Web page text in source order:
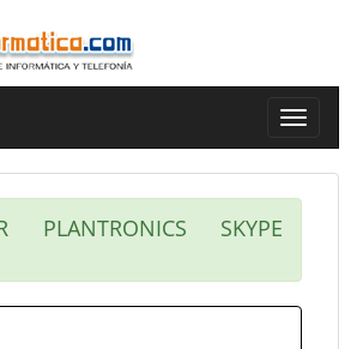
Toggle
PLANTRONICS SKYPE